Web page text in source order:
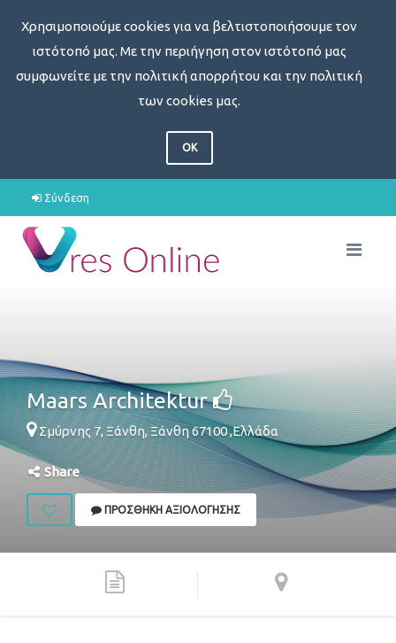
Χρησιμοποιούμε cookies για να βελτιστοποιήσουμε τον
ιστότοπό μας. Με την περιήγηση στον ιστότοπό μας
συμφωνείτε με την πολιτική απορρήτου και την πολιτική
των cookies μας.
OK
Σύνδεση
Maars Architektur
Σμύρνης 7,Ξάνθη,Ξάνθη67100,Ελλάδα
Share
ΠΡΟΣΘΉΚΗ ΑΞΙΟΛΌΓΗΣΗΣ